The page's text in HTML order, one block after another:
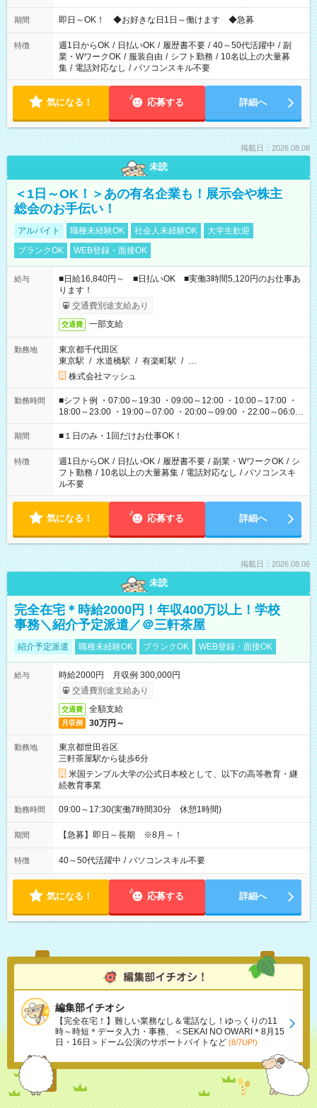
仕事により勤務時間が異なります
期間 即日～OK！ ◆お好きな日1日～働けます ◆急募
特徴 週1日からOK / 日払いOK / 履歴書不要 / 40～50代活躍中 / 副
業・WワークOK / 服装自由 / シフト勤務 / 10名以上の大量募
集 / 電話対応なし / パソコンスキル不要
気になる！ 応募する 詳細へ
掲載日：2026.08.08
未読
＜1日～OK！＞あの有名企業も！展示会や株主
総会のお手伝い！
アルバイト 職種未経験OK 社会人未経験OK
大学生歓迎
ブランクOK
WEB登録・面接OK
給与
■日給16,840円～ ■日払いOK ■実働3時間5,120円のお仕事あ
ります！
交通費別途支給あり
交通費 一部支給
勤務地
東京都千代田区
東京駅 / 水道橋駅 / 有楽町駅 / …
株式会社マッシュ
勤務時間
■シフト例 ・07:00～19:30 ・09:00～12:00 ・10:00～17:00 ・
18:00～23:00 ・19:00～07:00 ・20:00～09:00 ・22:00～06:00
etc ★最短で3時間で5,120円のお仕事から 15時間で2万円近く稼
げるお仕事も！ ご希望のお時間に合わせてご紹介！ ※シフトは
ください！
期間 ■１日のみ・1回だけお仕事OK！
特徴 週1日からOK / 日払いOK / 履歴書不要 / 副業・WワークOK / シ
フト勤務 / 10名以上の大量募集 / 電話対応なし / パソコンスキ
ル不要
気になる！ 応募する 詳細へ
掲載日：2026.08.06
未読
完全在宅＊時給2000円！年収400万以上！学校
事務＼紹介予定派遣／＠三軒茶屋
紹介予定派遣 職種未経験OK ブランクOK WEB登録・面接OK
給与
時給2000円 月収例 300,000円
交通費別途支給あり
交通費 全額支給
月収例 30万円～
勤務地
東京都世田谷区
三軒茶屋駅から徒歩6分
米国テンプル大学の公式日本校として、以下の高等教育・継
続教育事業
勤務時間 09:00～17:30(実働7時間30分 休憩1時間)
期間 【急募】即日～長期 ※8月～！
特徴 40～50代活躍中 / パソコンスキル不要
気になる！ 応募する 詳細へ
編集部イチオシ
【完全在宅！】難しい業務なし＆電話なし！ゆっくりの11
時～時短＊データ入力・事務、＜SEKAI NO OWARI＊8月15
日・16日＞ドーム公演のサポートバイトなど (8/7UP!)